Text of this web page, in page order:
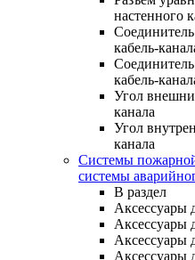
настенного
кабель-
кабель-
Угол
канала
Угол
канала
Системы
системы
В раздел
Аксессуары
Аксессуары
Аксессуары
Аксессуары